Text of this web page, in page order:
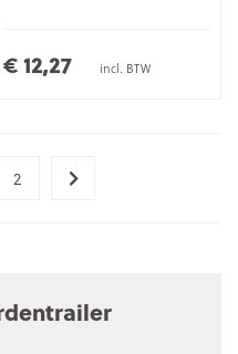
€ 12,27 incl. BTW
2